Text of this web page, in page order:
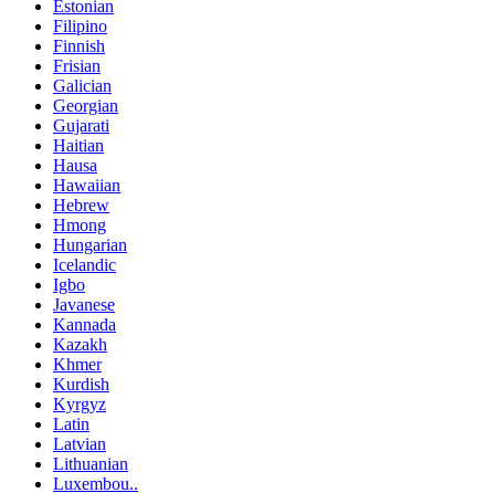
Estonian
Filipino
Finnish
Frisian
Galician
Georgian
Gujarati
Haitian
Hausa
Hawaiian
Hebrew
Hmong
Hungarian
Icelandic
Igbo
Javanese
Kannada
Kazakh
Khmer
Kurdish
Kyrgyz
Latin
Latvian
Lithuanian
Luxembou..